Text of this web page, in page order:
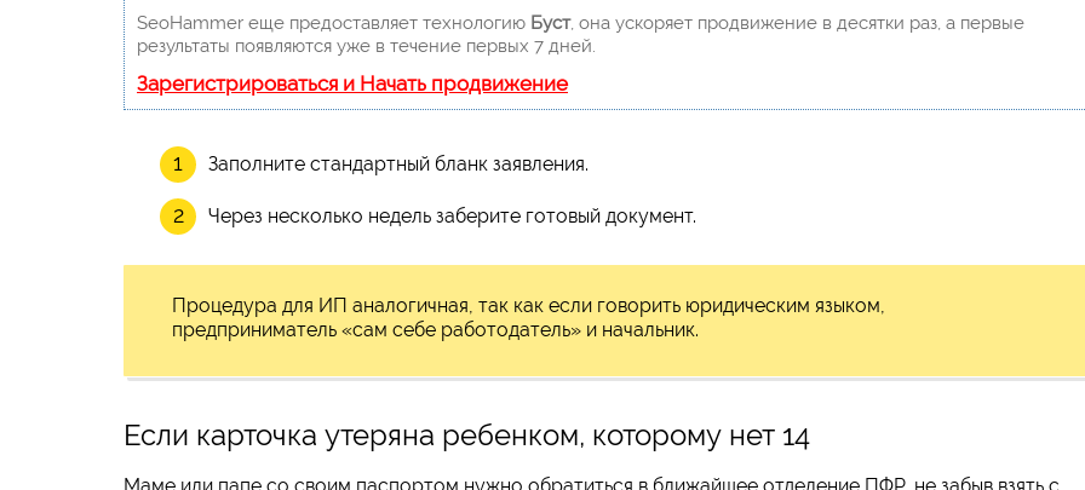
SeoHammer еще предоставляет технологию Буст, она ускоряет продвижение в десятки раз, а первые
результаты появляются уже в течение первых 7 дней.
Зарегистрироваться и Начать продвижение
Заполните стандартный бланк заявления.
Через несколько недель заберите готовый документ.
Процедура для ИП аналогичная, так как если говорить юридическим языком,
предприниматель «сам себе работодатель» и начальник.
Если карточка утеряна ребенком, которому нет 14
Маме или папе со своим паспортом нужно обратиться в ближайшее отделение ПФР, не забыв взять с